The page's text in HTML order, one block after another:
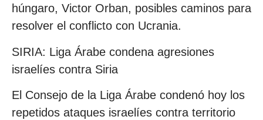
húngaro, Victor Orban, posibles caminos para
resolver el conflicto con Ucrania.
SIRIA: Liga Árabe condena agresiones
israelíes contra Siria
El Consejo de la Liga Árabe condenó hoy los
repetidos ataques israelíes contra territorio